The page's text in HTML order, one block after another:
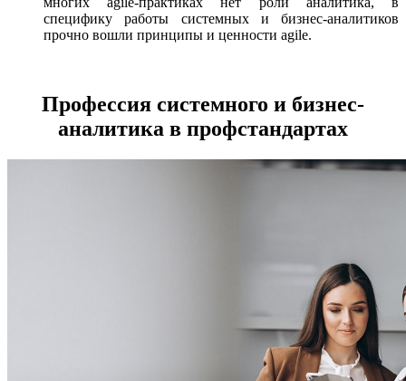
специфику работы системных и бизнес-аналитиков
прочно вошли принципы и ценности agile.
Профессия системного и бизнес-
аналитика в профстандартах